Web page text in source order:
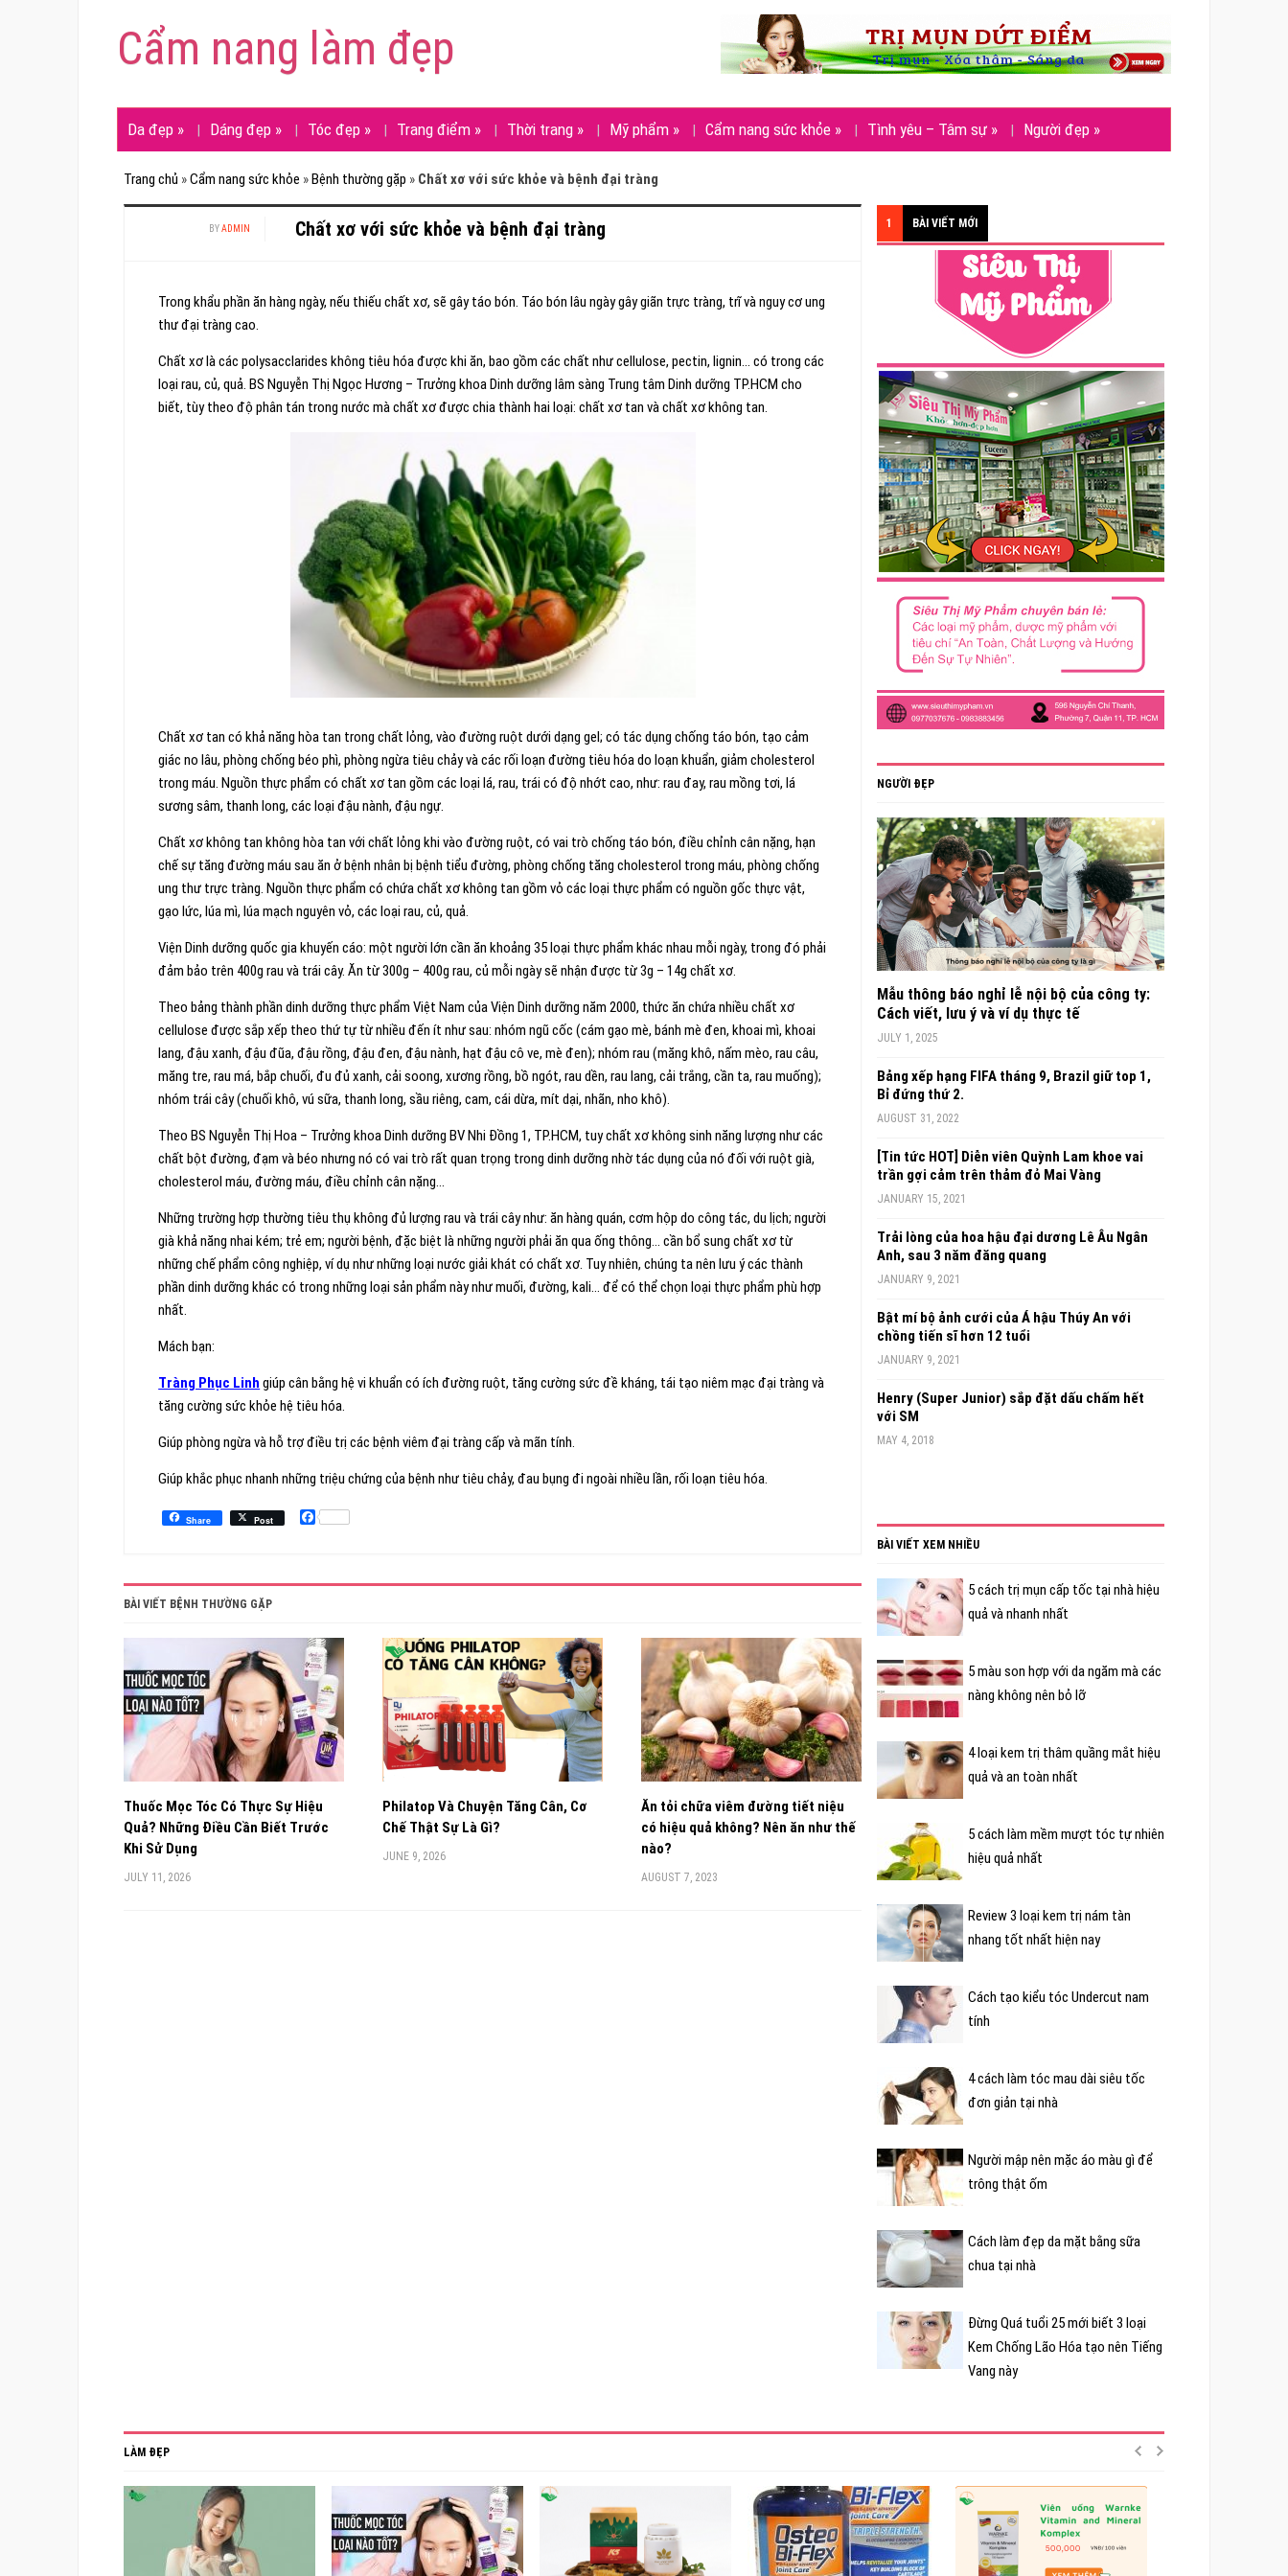
Cẩm nang làm đẹp
Da đẹp » Dáng đẹp » Tóc đẹp » Trang điểm » Thời trang » Mỹ phẩm » Cẩm nang sức khỏe » Tình yêu – Tâm sự » Người đẹp »
Trang chủ »Cẩm nang sức khỏe »Bệnh thường gặp » Chất xơ với sức khỏe và bệnh đại tràng
BYADMIN Chất xơ với sức khỏe và bệnh đại tràng
Trong khẩu phần ăn hàng ngày, nếu thiếu chất xơ, sẽ gây táo bón. Táo bón lâu ngày gây giãn trực tràng, trĩ và nguy cơ ung
thư đại tràng cao.
Chất xơ là các polysacclarides không tiêu hóa được khi ăn, bao gồm các chất như cellulose, pectin, lignin… có trong các
loại rau, củ, quả. BS Nguyễn Thị Ngọc Hương – Trưởng khoa Dinh dưỡng lâm sàng Trung tâm Dinh dưỡng TP.HCM cho
biết, tùy theo độ phân tán trong nước mà chất xơ được chia thành hai loại: chất xơ tan và chất xơ không tan.
Chất xơ tan có khả năng hòa tan trong chất lỏng, vào đường ruột dưới dạng gel; có tác dụng chống táo bón, tạo cảm
giác no lâu, phòng chống béo phì, phòng ngừa tiêu chảy và các rối loạn đường tiêu hóa do loạn khuẩn, giảm cholesterol
trong máu. Nguồn thực phẩm có chất xơ tan gồm các loại lá, rau, trái có độ nhớt cao, như: rau đay, rau mồng tơi, lá
sương sâm, thanh long, các loại đậu nành, đậu ngự.
Chất xơ không tan không hòa tan với chất lỏng khi vào đường ruột, có vai trò chống táo bón, điều chỉnh cân nặng, hạn
chế sự tăng đường máu sau ăn ở bệnh nhân bị bệnh tiểu đường, phòng chống tăng cholesterol trong máu, phòng chống
ung thư trực tràng. Nguồn thực phẩm có chứa chất xơ không tan gồm vỏ các loại thực phẩm có nguồn gốc thực vật,
gạo lức, lúa mì, lúa mạch nguyên vỏ, các loại rau, củ, quả.
Viện Dinh dưỡng quốc gia khuyến cáo: một người lớn cần ăn khoảng 35 loại thực phẩm khác nhau mỗi ngày, trong đó phải
đảm bảo trên 400g rau và trái cây. Ăn từ 300g – 400g rau, củ mỗi ngày sẽ nhận được từ 3g – 14g chất xơ.
Theo bảng thành phần dinh dưỡng thực phẩm Việt Nam của Viện Dinh dưỡng năm 2000, thức ăn chứa nhiều chất xơ
cellulose được sắp xếp theo thứ tự từ nhiều đến ít như sau: nhóm ngũ cốc (cám gạo mè, bánh mè đen, khoai mì, khoai
lang, đậu xanh, đậu đũa, đậu rồng, đậu đen, đậu nành, hạt đậu cô ve, mè đen); nhóm rau (măng khô, nấm mèo, rau câu,
măng tre, rau má, bắp chuối, đu đủ xanh, cải soong, xương rồng, bồ ngót, rau dền, rau lang, cải trắng, cần ta, rau muống);
nhóm trái cây (chuối khô, vú sữa, thanh long, sầu riêng, cam, cái dừa, mít dại, nhãn, nho khô).
Theo BS Nguyễn Thị Hoa – Trưởng khoa Dinh dưỡng BV Nhi Đồng 1, TP.HCM, tuy chất xơ không sinh năng lượng như các
chất bột đường, đạm và béo nhưng nó có vai trò rất quan trọng trong dinh dưỡng nhờ tác dụng của nó đối với ruột già,
cholesterol máu, đường máu, điều chỉnh cân nặng…
Những trường hợp thường tiêu thụ không đủ lượng rau và trái cây như: ăn hàng quán, cơm hộp do công tác, du lịch; người
già khả năng nhai kém; trẻ em; người bệnh, đặc biệt là những người phải ăn qua ống thông… cần bổ sung chất xơ từ
những chế phẩm công nghiệp, ví dụ như những loại nước giải khát có chất xơ. Tuy nhiên, chúng ta nên lưu ý các thành
phần dinh dưỡng khác có trong những loại sản phẩm này như muối, đường, kali… để có thể chọn loại thực phẩm phù hợp
nhất.
Mách bạn:
Tràng Phục Linh giúp cân bằng hệ vi khuẩn có ích đường ruột, tăng cường sức đề kháng, tái tạo niêm mạc đại tràng và
tăng cường sức khỏe hệ tiêu hóa.
Giúp phòng ngừa và hỗ trợ điều trị các bệnh viêm đại tràng cấp và mãn tính.
Giúp khắc phục nhanh những triệu chứng của bệnh như tiêu chảy, đau bụng đi ngoài nhiều lần, rối loạn tiêu hóa.
Share Post Facebook
BÀI VIẾT BỆNH THƯỜNG GẶP
Thuốc Mọc Tóc Có Thực Sự Hiệu
Quả? Những Điều Cần Biết Trước
Khi Sử Dụng
JULY 11, 2026
Philatop Và Chuyện Tăng Cân, Cơ
Chế Thật Sự Là Gì?
JUNE 9, 2026
Ăn tỏi chữa viêm đường tiết niệu
có hiệu quả không? Nên ăn như thế
nào?
AUGUST 7, 2023
1 BÀI VIẾT MỚI
NGƯỜI ĐẸP
Mẫu thông báo nghỉ lễ nội bộ của công ty:
Cách viết, lưu ý và ví dụ thực tế
JULY 1, 2025
Bảng xếp hạng FIFA tháng 9, Brazil giữ top 1,
Bỉ đứng thứ 2.
AUGUST 31, 2022
[Tin tức HOT] Diễn viên Quỳnh Lam khoe vai
trần gợi cảm trên thảm đỏ Mai Vàng
JANUARY 15, 2021
Trải lòng của hoa hậu đại dương Lê Âu Ngân
Anh, sau 3 năm đăng quang
JANUARY 9, 2021
Bật mí bộ ảnh cưới của Á hậu Thúy An với
chồng tiến sĩ hơn 12 tuổi
JANUARY 9, 2021
Henry (Super Junior) sắp đặt dấu chấm hết
với SM
MAY 4, 2018
BÀI VIẾT XEM NHIỀU
5 cách trị mụn cấp tốc tại nhà hiệu
quả và nhanh nhất
5 màu son hợp với da ngăm mà các
nàng không nên bỏ lỡ
4 loại kem trị thâm quầng mắt hiệu
quả và an toàn nhất
5 cách làm mềm mượt tóc tự nhiên
hiệu quả nhất
Review 3 loại kem trị nám tàn
nhang tốt nhất hiện nay
Cách tạo kiểu tóc Undercut nam
tính
4 cách làm tóc mau dài siêu tốc
đơn giản tại nhà
Người mập nên mặc áo màu gì để
trông thật ốm
Cách làm đẹp da mặt bằng sữa
chua tại nhà
Đừng Quá tuổi 25 mới biết 3 loại
Kem Chống Lão Hóa tạo nên Tiếng
Vang này
LÀM ĐẸP